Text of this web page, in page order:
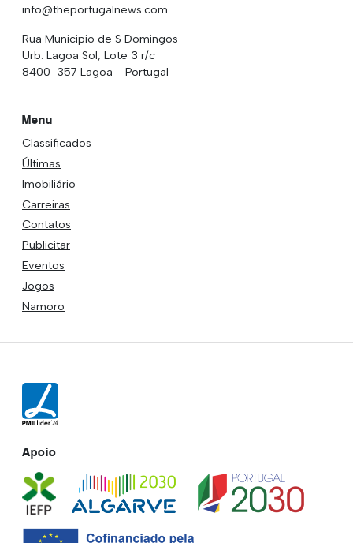
info@theportugalnews.com
Rua Municipio de S Domingos
Urb. Lagoa Sol, Lote 3 r/c
8400-357 Lagoa - Portugal
Menu
Classificados
Últimas
Imobiliário
Carreiras
Contatos
Publicitar
Eventos
Jogos
Namoro
Apoio